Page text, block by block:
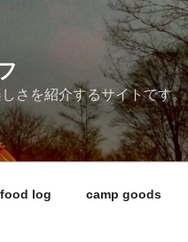
さを紹介するサイトです。
food log camp goods